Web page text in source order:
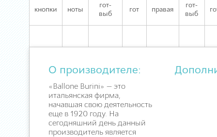
кнопки ноты
гот-
выб
гот правая
гот-
выб
О производителе:
«Ballone Burini» — это
итальянская фирма,
начавшая свою деятельность
еще в 1920 году. На
сегодняшний день данный
производитель является